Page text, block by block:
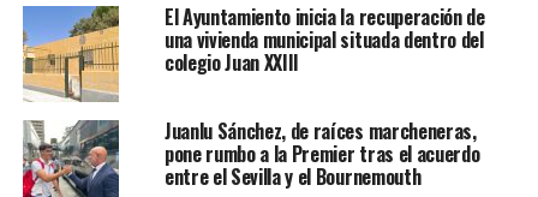
El Ayuntamiento inicia la recuperación de
una vivienda municipal situada dentro del
colegio Juan XXIII
Juanlu Sánchez, de raíces marcheneras,
pone rumbo a la Premier tras el acuerdo
entre el Sevilla y el Bournemouth